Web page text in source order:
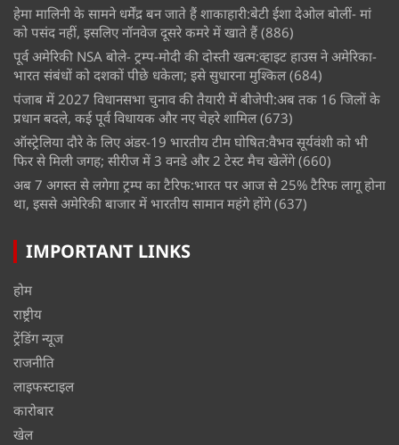
हेमा मालिनी के सामने धर्मेंद्र बन जाते हैं शाकाहारी:बेटी ईशा देओल बोलीं- मां
को पसंद नहीं, इसलिए नॉनवेज दूसरे कमरे में खाते हैं (886)
पूर्व अमेरिकी NSA बोले- ट्रम्प-मोदी की दोस्ती खत्म:व्हाइट हाउस ने अमेरिका-
भारत संबंधों को दशकों पीछे धकेला; इसे सुधारना मुश्किल (684)
पंजाब में 2027 विधानसभा चुनाव की तैयारी में बीजेपी:अब तक 16 जिलों के
प्रधान बदले, कई पूर्व विधायक और नए चेहरे शामिल (673)
ऑस्ट्रेलिया दौरे के लिए अंडर-19 भारतीय टीम घोषित:वैभव सूर्यवंशी को भी
फिर से मिली जगह; सीरीज में 3 वनडे और 2 टेस्ट मैच खेलेंगे (660)
अब 7 अगस्त से लगेगा ट्रम्प का टैरिफ:भारत पर आज से 25% टैरिफ लागू होना
था, इससे अमेरिकी बाजार में भारतीय सामान महंगे होंगे (637)
IMPORTANT LINKS
होम
राष्ट्रीय
ट्रेंडिंग न्यूज
राजनीति
लाइफस्टाइल
कारोबार
खेल